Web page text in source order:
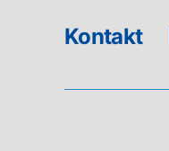
Kontakt